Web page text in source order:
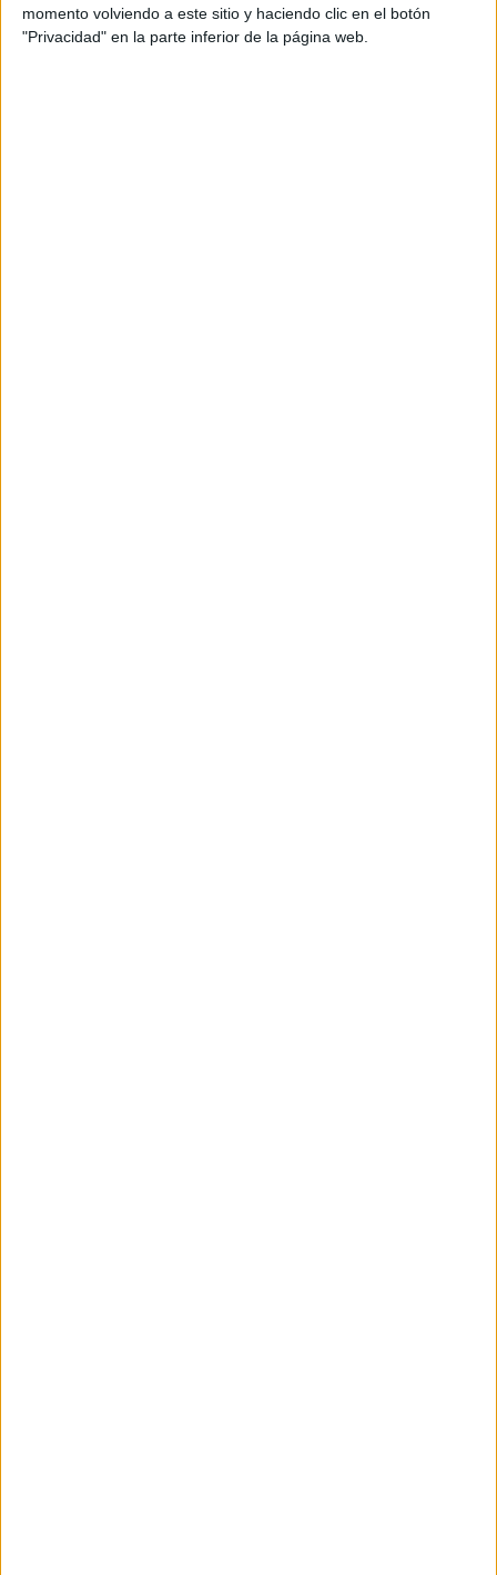
momento volviendo a este sitio y haciendo clic en el botón
"Privacidad" en la parte inferior de la página web.